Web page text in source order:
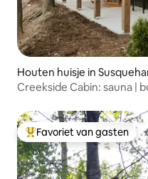
Houten huisje in
Creekside Cabin: sauna |
Topfavoriet van gasten
Favoriet van gasten